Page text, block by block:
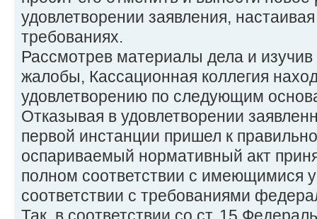
удовлетворении заявления,
требованиях.
Рассмотрев материалы дела и
жалобы, Кассационная коллегия
удовлетворению по следующим
Отказывая в удовлетворении
первой инстанции пришел к
оспариваемый нормативный акт
полном соответствии с имеющимися
соответствии с требованиями